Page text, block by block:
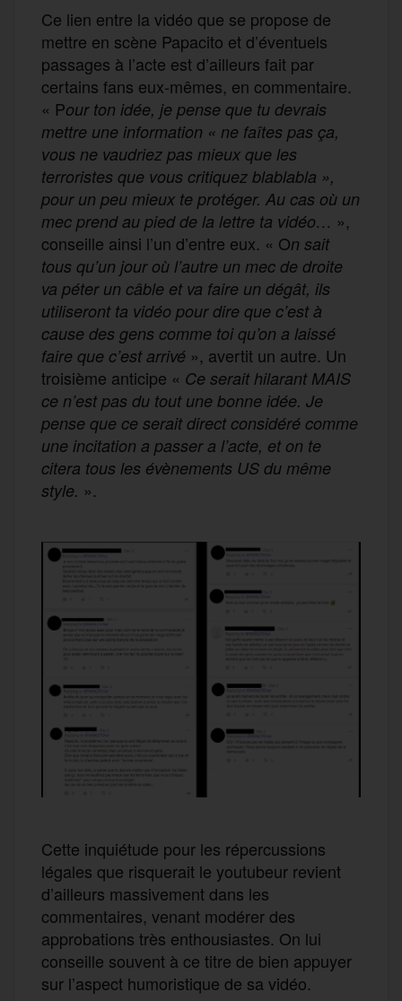
Ce lien entre la vidéo que se propose de
mettre en scène Papacito et d’éventuels
passages à l’acte est d’ailleurs fait par
certains fans eux-mêmes, en commentaire.
« Pour ton idée, je pense que tu devrais
mettre une information « ne faîtes pas ça,
vous ne vaudriez pas mieux que les
terroristes que vous critiquez blablabla »,
pour un peu mieux te protéger. Au cas où un
mec prend au pied de la lettre ta vidéo… »,
conseille ainsi l’un d’entre eux. « On sait
tous qu’un jour où l’autre un mec de droite
va péter un câble et va faire un dégât, ils
utiliseront ta vidéo pour dire que c’est à
cause des gens comme toi qu’on a laissé
faire que c’est arrivé », avertit un autre. Un
troisième anticipe « Ce serait hilarant MAIS
ce n’est pas du tout une bonne idée. Je
pense que ce serait direct considéré comme
une incitation a passer a l’acte, et on te
citera tous les évènements US du même
style. ».
Cette inquiétude pour les répercussions
légales que risquerait le youtubeur revient
d’ailleurs massivement dans les
commentaires, venant modérer des
approbations très enthousiastes. On lui
conseille souvent à ce titre de bien appuyer
sur l’aspect humoristique de sa vidéo.